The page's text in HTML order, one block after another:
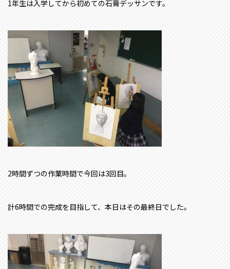
1年生は入学してから初めての石膏デッサンです。
2時間ずつの作業時間で今回は3回目。
計6時間での完成を目指して、本日はその最終日でした。